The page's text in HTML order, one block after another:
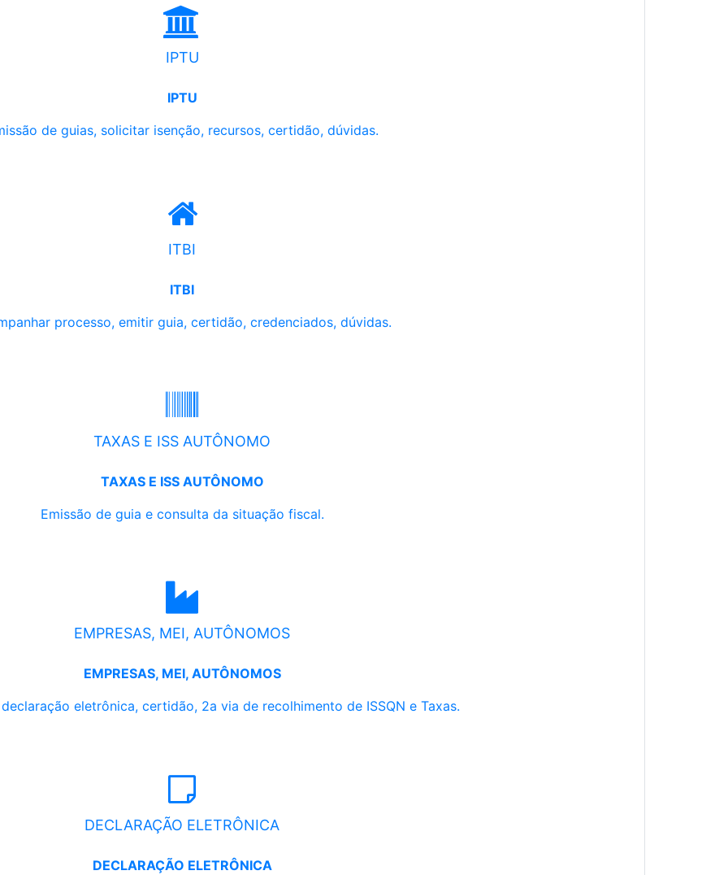
IPTU
IPTU
de guias, solicitar isenção, recursos, certidão, dúvidas.
ITBI
ITBI
processo, emitir guia, certidão, credenciados, dúvidas.
TAXAS E ISS AUTÔNOMO
TAXAS E ISS AUTÔNOMO
Emissão de guia e consulta da situação fiscal.
EMPRESAS, MEI, AUTÔNOMOS
EMPRESAS, MEI, AUTÔNOMOS
eletrônica, certidão, 2a via de recolhimento de ISSQN e Taxas.
DECLARAÇÃO ELETRÔNICA
DECLARAÇÃO ELETRÔNICA